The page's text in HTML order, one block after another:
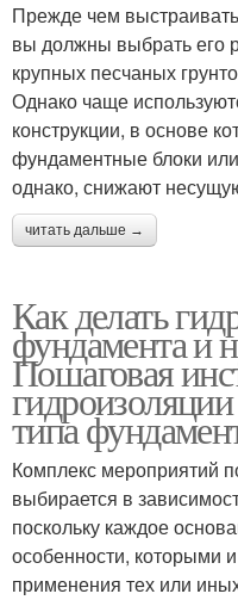
Прежде чем
вы должны выбрать его
крупных песчаных
Однако чаще
конструкции, в основе
фундаментные блоки
однако, снижают
читать дальше →
Как делать
фундамента и
Пошаговая
типа
Комплекс мероприятий
выбирается в
поскольку каждое
особенности, которыми
применения тех или